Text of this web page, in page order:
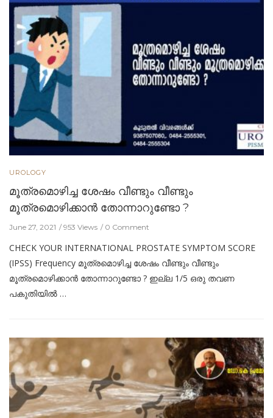
UROLOGY
മൂത്രമൊഴിച്ച ശേഷം വീണ്ടും വീണ്ടും
മൂത്രമൊഴിക്കാന്‍ തോന്നാറുണ്ടോ ?
June 27, 2021 953 Views 0 Comment
CHECK YOUR INTERNATIONAL PROSTATE SYMPTOM SCORE
(IPSS) Frequency മൂത്രമൊഴിച്ച ശേഷം വീണ്ടും വീണ്ടും
മൂത്രമൊഴിക്കാന്‍ തോന്നാറുണ്ടോ ? ഇല്ല 1/5 ഒരു തവണ
പകുതിയില്‍ …